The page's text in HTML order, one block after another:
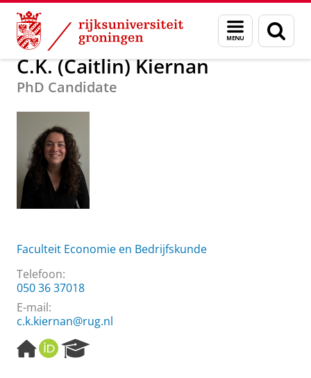
Skip
Content
Skip
Navigation
Menu
en
zoeken
Over ons C.K. (Caitlin) Kiernan
C.K. (Caitlin) Kiernan
PhD Candidate
Faculteit Economie en Bedrijfskunde
Telefoon:
050 36 37018
E-mail:
c.k.kiernan@rug.nl
H
o
O
R